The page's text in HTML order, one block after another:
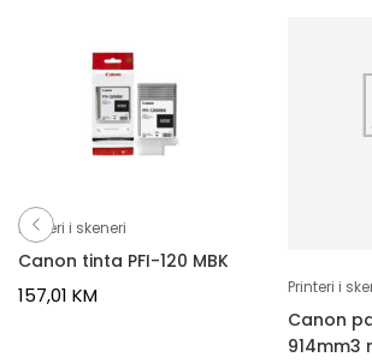
Printeri i skeneri
Canon tinta PFI-120 MBK
157,01 KM Printeri i
Canon
914mm3